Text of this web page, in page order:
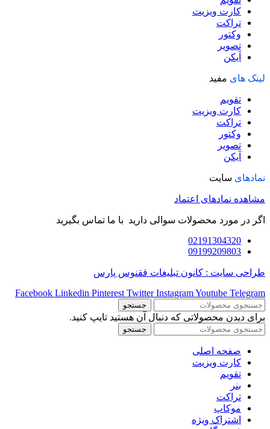
کارت ویزیت
تراکت
وکتور
تصویر
آیکن
لینک های مفید
تقویم
کارت ویزیت
تراکت
وکتور
تصویر
آیکن
نمادهای سایت
مشاهده نمادهای اعتماد
اگر در مورد محصولات سوالی دارید با ما تماس بگیرید
02191304320
09199209803
طراحی سایت : کانون تبلیغات ققنوس پارس
Facebook Linkedin Pinterest Twitter InstagramYoutube Telegram
جستجو
برای دیدن محصولاتی که دنبال آن هستید تایپ کنید.
جستجو
صفحه اصلی
کارت ویزیت
تقویم
بنر
تراکت
موکاپ
اشتراک ویژه